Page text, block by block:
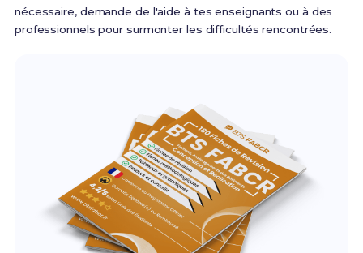
nécessaire, demande de l'aide à tes enseignants ou à des
professionnels pour surmonter les difficultés rencontrées.